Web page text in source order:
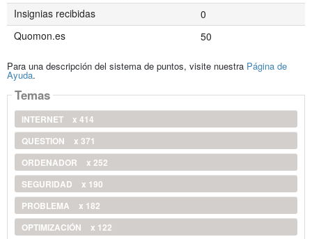
Insignias recibidas
0
Quomon.es
50
Para una descripción del sistema de puntos, visite nuestra Página de
Ayuda.
Temas
INTERNET
x 414
QUESTION
x 371
ORDENADOR
x 252
SEGURIDAD
x 190
PROBLEMA
x 182
OPTIMIZACIÓN
x 122